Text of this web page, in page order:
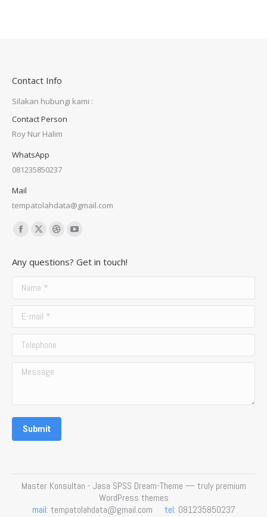
Contact Info
Silakan hubungi kami :
Contact Person
Roy Nur Halim
WhatsApp
081235850237
Mail
tempatolahdata@gmail.com
Find us on:
Facebook
opens
in
new
window
X
opens
new
window
Dribbble
opens
new
opens
new
Any questions? Get in touch!
Name *
E-mail *
Telephone
Message
Submit
Master Konsultan - Jasa SPSS Dream-Theme — truly premium
WordPress themes
mail: tempatolahdata@gmail.com tel: 081235850237